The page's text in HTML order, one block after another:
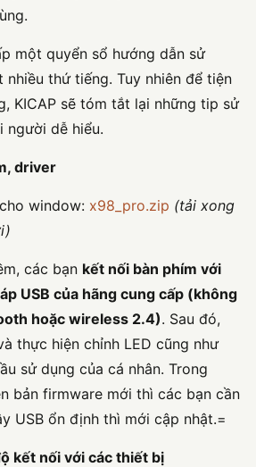
một quyển sổ hướng dẫn sử
thứ tiếng. Tuy nhiên để tiện
KICAP sẽ tóm tắt lại những tip sử
người dễ hiểu.
driver
window: x98_pro.zip (tải xong
các bạn kết nối bàn phím với
USB của hãng cung cấp (không
hoặc wireless 2.4). Sau đó,
thực hiện chỉnh LED cũng như
sử dụng của cá nhân. Trong
bản firmware mới thì các bạn cần
USB ổn định thì mới cập nhật.=
kết nối với các thiết bị